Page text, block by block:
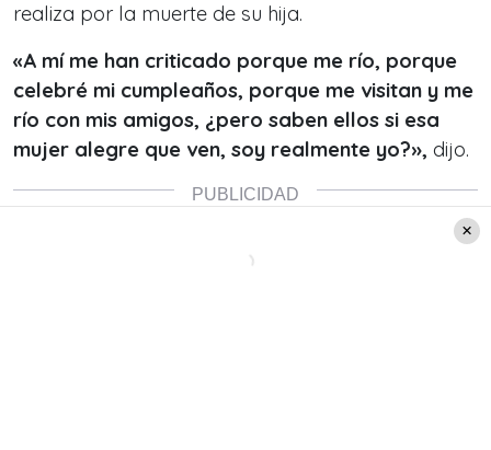
realiza por la muerte de su hija.
«A mí me han criticado porque me río, porque
celebré mi cumpleaños, porque me visitan y me
río con mis amigos, ¿pero saben ellos si esa
mujer alegre que ven, soy realmente yo?», dijo.